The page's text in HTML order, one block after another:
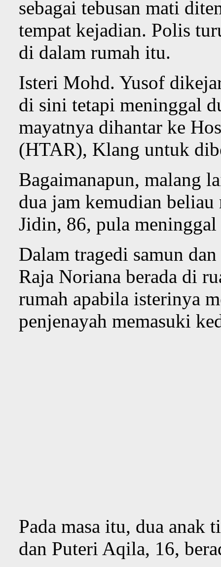
sebagai tebusan mati
tempat kejadian. Polis
di dalam rumah itu.
Isteri Mohd. Yusof
di sini tetapi meninggal
mayatnya dihantar ke
(HTAR), Klang untuk
Bagaimanapun, malang
dua jam kemudian
Jidin, 86, pula
Dalam tragedi samun
Raja Noriana berada di
rumah apabila isterinya
penjenayah memasuki
Pada masa itu, dua
dan Puteri Aqila, 16,